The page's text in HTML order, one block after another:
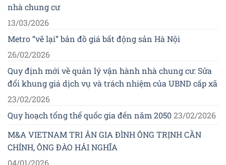
nhà chung cư
13/03/2026
Metro “vẽ lại” bản đồ giá bất động sản Hà Nội
26/02/2026
Quy định mới về quản lý vận hành nhà chung cư: Sửa
đổi khung giá dịch vụ và trách nhiệm của UBND cấp xã
23/02/2026
Quy hoạch tổng thể quốc gia đến năm 205023/02/2026
M&A VIETNAM TRI ÂN GIA ĐÌNH ÔNG TRỊNH CẦN
CHÍNH, ÔNG ĐÀO HẢI NGHĨA
04/01/2026